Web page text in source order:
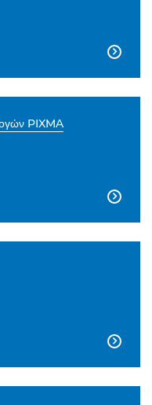

PIXMA

